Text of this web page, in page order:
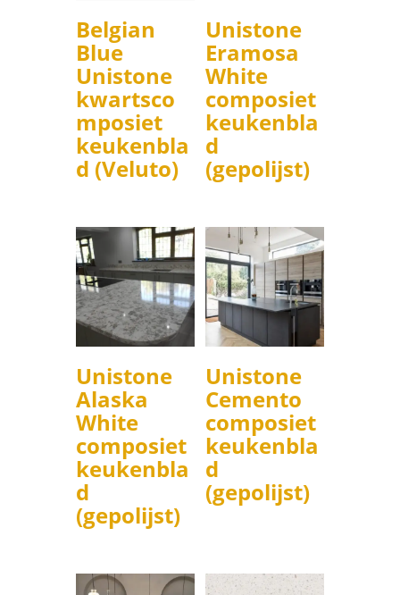
Belgian
Blue
Unistone
kwartsco
mposiet
keukenbla
d (Veluto)
Unistone
Eramosa
White
composiet
keukenbla
d
(gepolijst)
Unistone
Alaska
White
composiet
keukenbla
d
(gepolijst)
Unistone
Cemento
composiet
keukenbla
d
(gepolijst)